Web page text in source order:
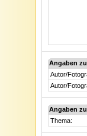
Angaben
Autor/
Autor/
Angaben
Thema: